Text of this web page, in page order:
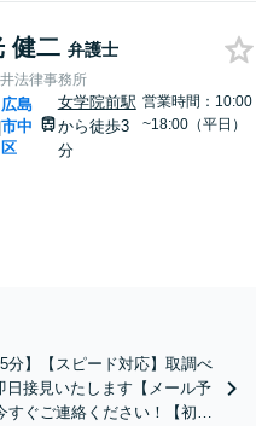
健二 弁護士
法律事務所
|
広島
市中
区
女学院前駅
から徒歩3
分
営業時間：10:00
~18:00（平日）
分】【スピード対応】取調べ
日接見いたします【メール予
すぐご連絡ください！【初回